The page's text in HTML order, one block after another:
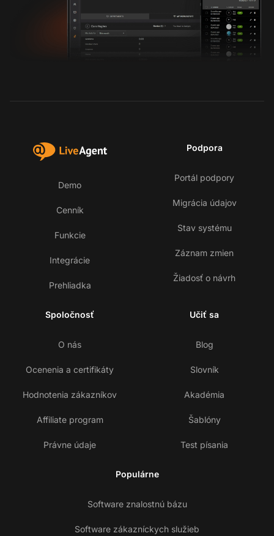
Demo
Cenník
Funkcie
Integrácie
Prehliadka
Podpora
Portál podpory
Migrácia údajov
Stav systému
Záznam zmien
Žiadosť o návrh
Spoločnosť
O nás
Ocenenia a certifikáty
Hodnotenia zákazníkov
Affiliate program
Právne údaje
Učiť sa
Blog
Slovník
Akadémia
Šablóny
Test písania
Populárne
Software znalostnú bázu
Software zákazníckych služieb